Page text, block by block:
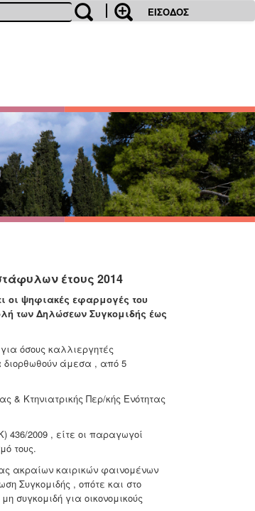
ΕΙΣΟΔΟΣ
έτους 2014
οι ψηφιακές εφαρμογές του
των Δηλώσεων Συγκομιδής έως
όσους καλλιεργητές
διορθωθούν άμεσα , από 5
& Κτηνιατρικής Περ/κής Ενότητας
2009 , είτε οι παραγωγοί
τους.
ακραίων καιρικών φαινομένων
Συγκομιδής , οπότε και στο
συγκομιδή για οικονομικούς